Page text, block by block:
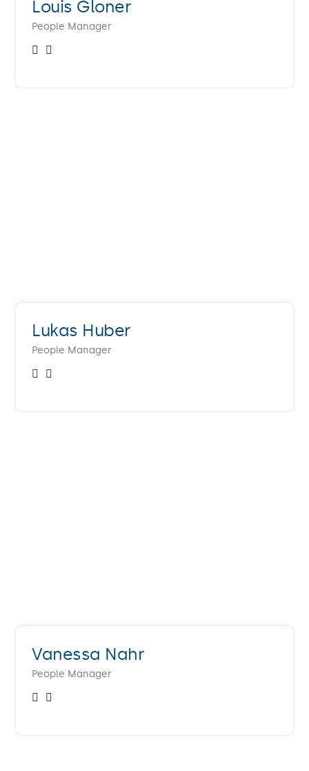
Louis Gloner
People Manager
Lukas Huber
People Manager
Vanessa Nahr
People Manager